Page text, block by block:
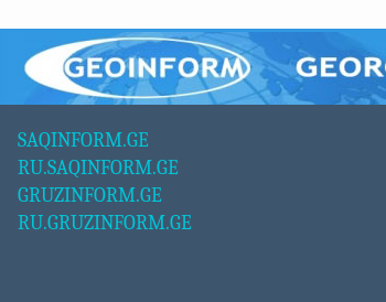
SAQINFORM.GE
RU.SAQINFORM.GE
GRUZINFORM.GE
RU.GRUZINFORM.GE